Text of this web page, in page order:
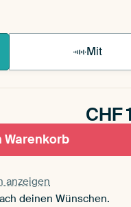
Mit
CHF
Warenkorb
anzeigen
deinen Wünschen.